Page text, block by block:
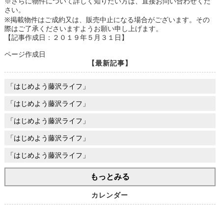
さい。
※掲載物件はご成約又は、販売中止になる場合がございます。その
際はご了承くださいますようお願い申し上げます。
【記事作成日：２０１９年５月３１日】
ページ作成日
【最新記事】
「はじめよう藤沢ライフ」
「はじめよう藤沢ライフ」
「はじめよう藤沢ライフ」
「はじめよう藤沢ライフ」
「はじめよう藤沢ライフ」
もっとみる
カレンダー